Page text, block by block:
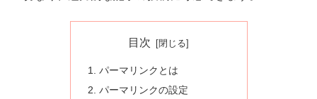
目次
パーマリンクとは
パーマリンクの設定